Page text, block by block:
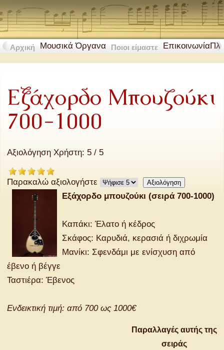
Αρχική Μουσικά Όργανα Ποιοι είμαστε Επικοινωνία
Εξάχορδο Μπουζούκι
700-1000
Αξιολόγηση Χρήστη: 5 / 5
Παρακαλώ αξιολογήστε
Εξάχορδο μπουζούκι (σειρά 700-1000)
Καπάκι: Έλατο ή κέδρος
Σκάφος: Καρυδιά, κερασιά ή διχρωμία
Μανίκι: Σφενδάμι με ενίσχυση από
έβενο ή βέγγε
Ταστιέρα: Έβενος
Ενδεικτική τιμή: από 700 ως 1000€
Παραλλαγές αυτής της
σειράς